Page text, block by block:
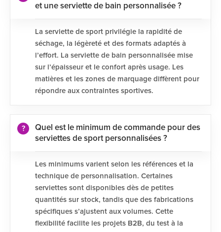
et une serviette de bain personnalisée ?
La serviette de sport privilégie la rapidité de
séchage, la légèreté et des formats adaptés à
l’effort. La serviette de bain personnalisée mise
sur l’épaisseur et le confort après usage. Les
matières et les zones de marquage diffèrent pour
répondre aux contraintes sportives.
Quel est le minimum de commande pour des
serviettes de sport personnalisées ?
Les minimums varient selon les références et la
technique de personnalisation. Certaines
serviettes sont disponibles dès de petites
quantités sur stock, tandis que des fabrications
spécifiques s’ajustent aux volumes. Cette
flexibilité facilite les projets B2B, du test à la